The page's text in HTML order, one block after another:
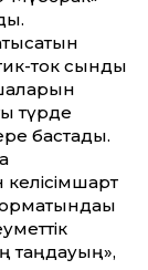
ток сынды
түрде
бастады.
таңдауың»,